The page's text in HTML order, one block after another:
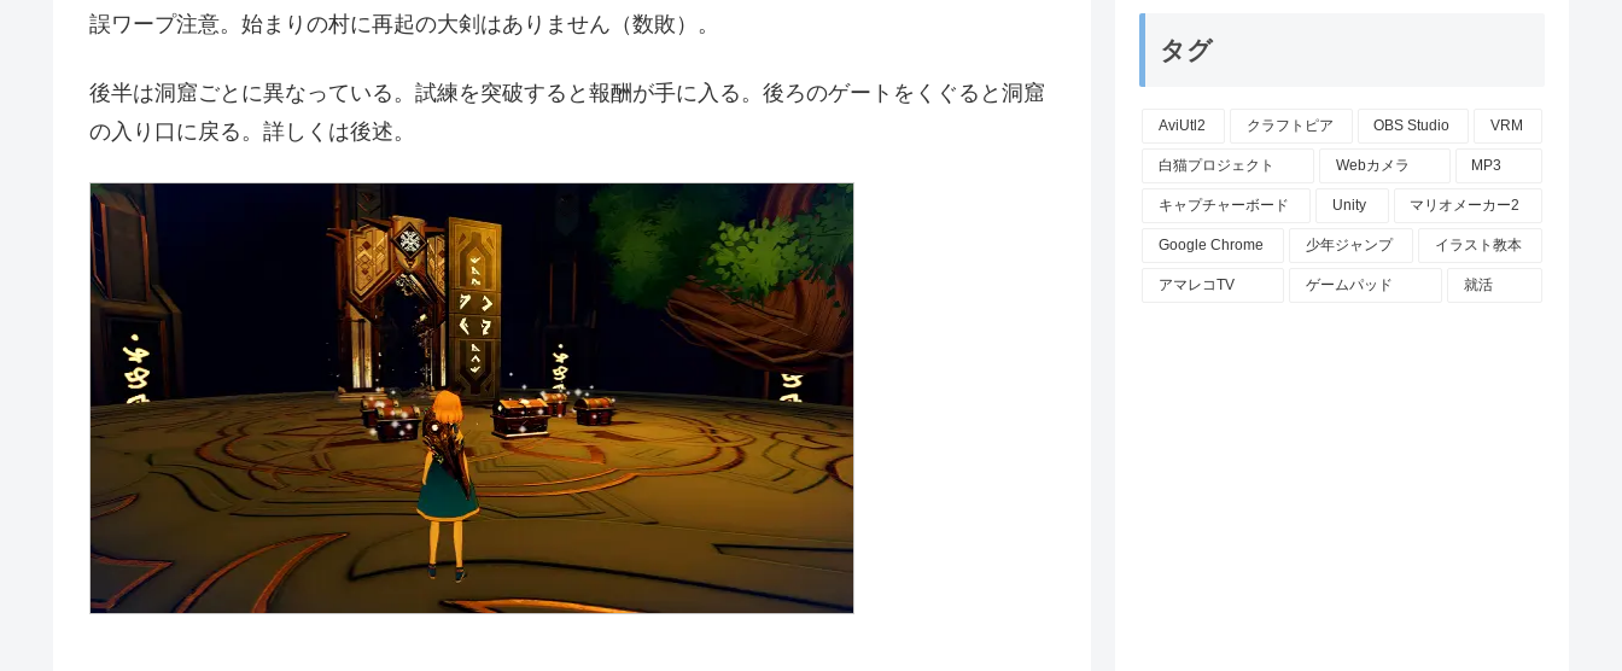
誤ワープ注意。始まりの村に再起の大剣はありません（数敗）。
後半は洞窟ごとに異なっている。試練を突破すると報酬が手に入る。後ろのゲートをくぐると洞窟
の入り口に戻る。詳しくは後述。
タグ
AviUtl2 クラフトピア OBS Studio VRM
白猫プロジェクト Webカメラ MP3
キャプチャーボード Unity マリオメーカー2
Google Chrome 少年ジャンプ イラスト教本
アマレコTV ゲームパッド 就活